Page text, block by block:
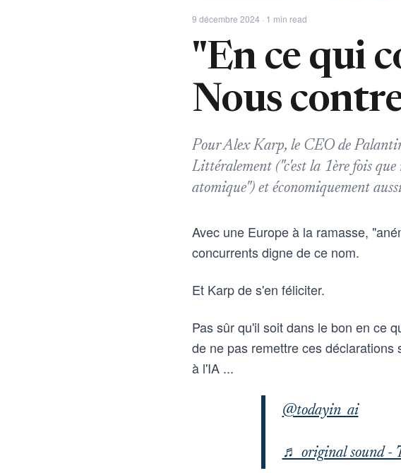
9 décembre 2024 · 1 min read
"En ce qui
Nous
Pour Alex Karp, le CEO de
Littéralement ("c'est la 1ère fois
atomique") et économiquement
Avec une Europe à la ramasse,
concurrents digne de ce nom.
Et Karp de s'en féliciter.
Pas sûr qu'il soit dans le bon en ce
de ne pas remettre ces
à l'IA ...
@todayin_ai
♬ original sound -